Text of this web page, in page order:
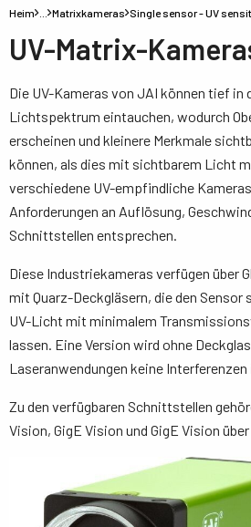
Heim Matrixkameras Single sensor - UV
UV-Matrix-
Die UV-Kameras von JAI können tief
Lichtspektrum eintauchen, wodurch
erscheinen und kleinere Merkmale
können, als dies mit sichtbarem Licht
verschiedene UV-empfindliche
Anforderungen an Auflösung,
Schnittstellen entsprechen.
Diese Industriekameras verfügen über
mit Quarz-Deckgläsern, die den
UV-Licht mit minimalem
lassen. Eine Version wird ohne
Laseranwendungen keine
Zu den verfügbaren Schnittstellen
Vision, GigE Vision und GigE Vision über